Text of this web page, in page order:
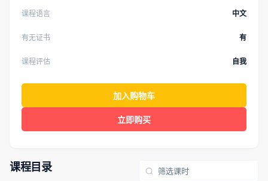
课程语言 中文
有无证书 有
课程评估 自我
加入购物车
立即购买
课程目录